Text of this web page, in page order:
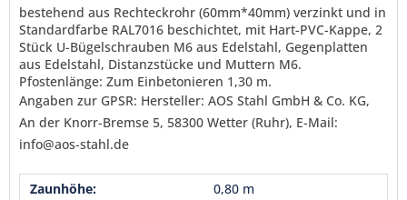
verstanden und stimme zu. *
bestehend aus Rechteckrohr (60mm*40mm) verzinkt und in
Standardfarbe RAL7016 beschichtet, mit Hart-PVC-Kappe, 2
Stück U-Bügelschrauben M6 aus Edelstahl, Gegenplatten
aus Edelstahl, Distanzstücke und Muttern M6.
Pfostenlänge: Zum Einbetonieren 1,30 m.
Angaben zur GPSR: Hersteller: AOS Stahl GmbH & Co. KG,
An der Knorr-Bremse 5, 58300 Wetter (Ruhr), E-Mail:
info@aos-stahl.de
Zaunhöhe:
0,80 m